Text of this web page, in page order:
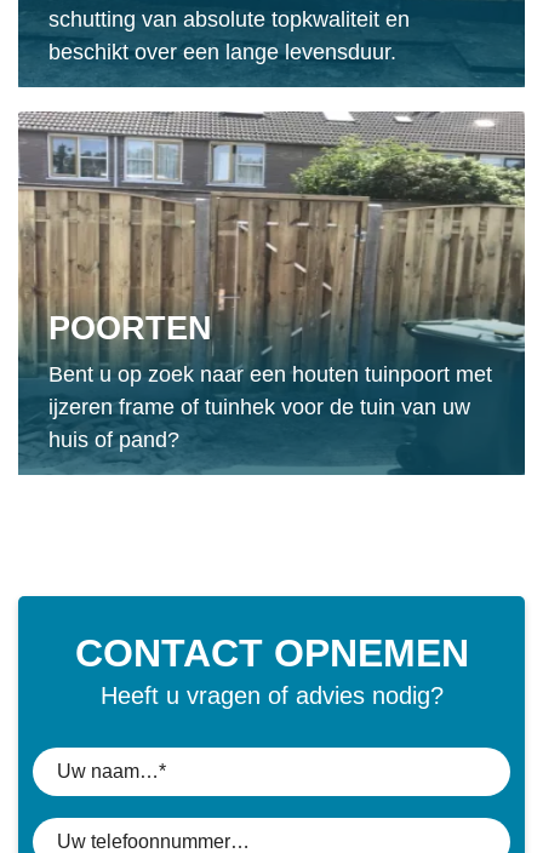
schutting van absolute topkwaliteit en
beschikt over een lange levensduur.
POORTEN
Bent u op zoek naar een houten tuinpoort met
ijzeren frame of tuinhek voor de tuin van uw
huis of pand?
CONTACT OPNEMEN
Heeft u vragen of advies nodig?